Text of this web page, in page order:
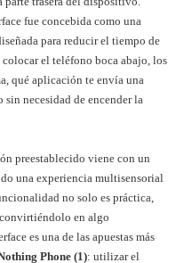
fue concebida como una
para reducir el tiempo de
el teléfono boca abajo, los
qué aplicación te envía una
necesidad de encender la
preestablecido viene con un
una experiencia multisensorial
no solo es práctica,
en algo
es una de las apuestas más
Phone (1): utilizar el